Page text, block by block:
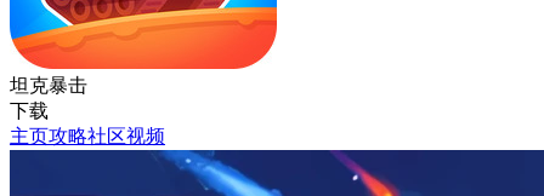
坦克暴击
下载
主页攻略社区视频